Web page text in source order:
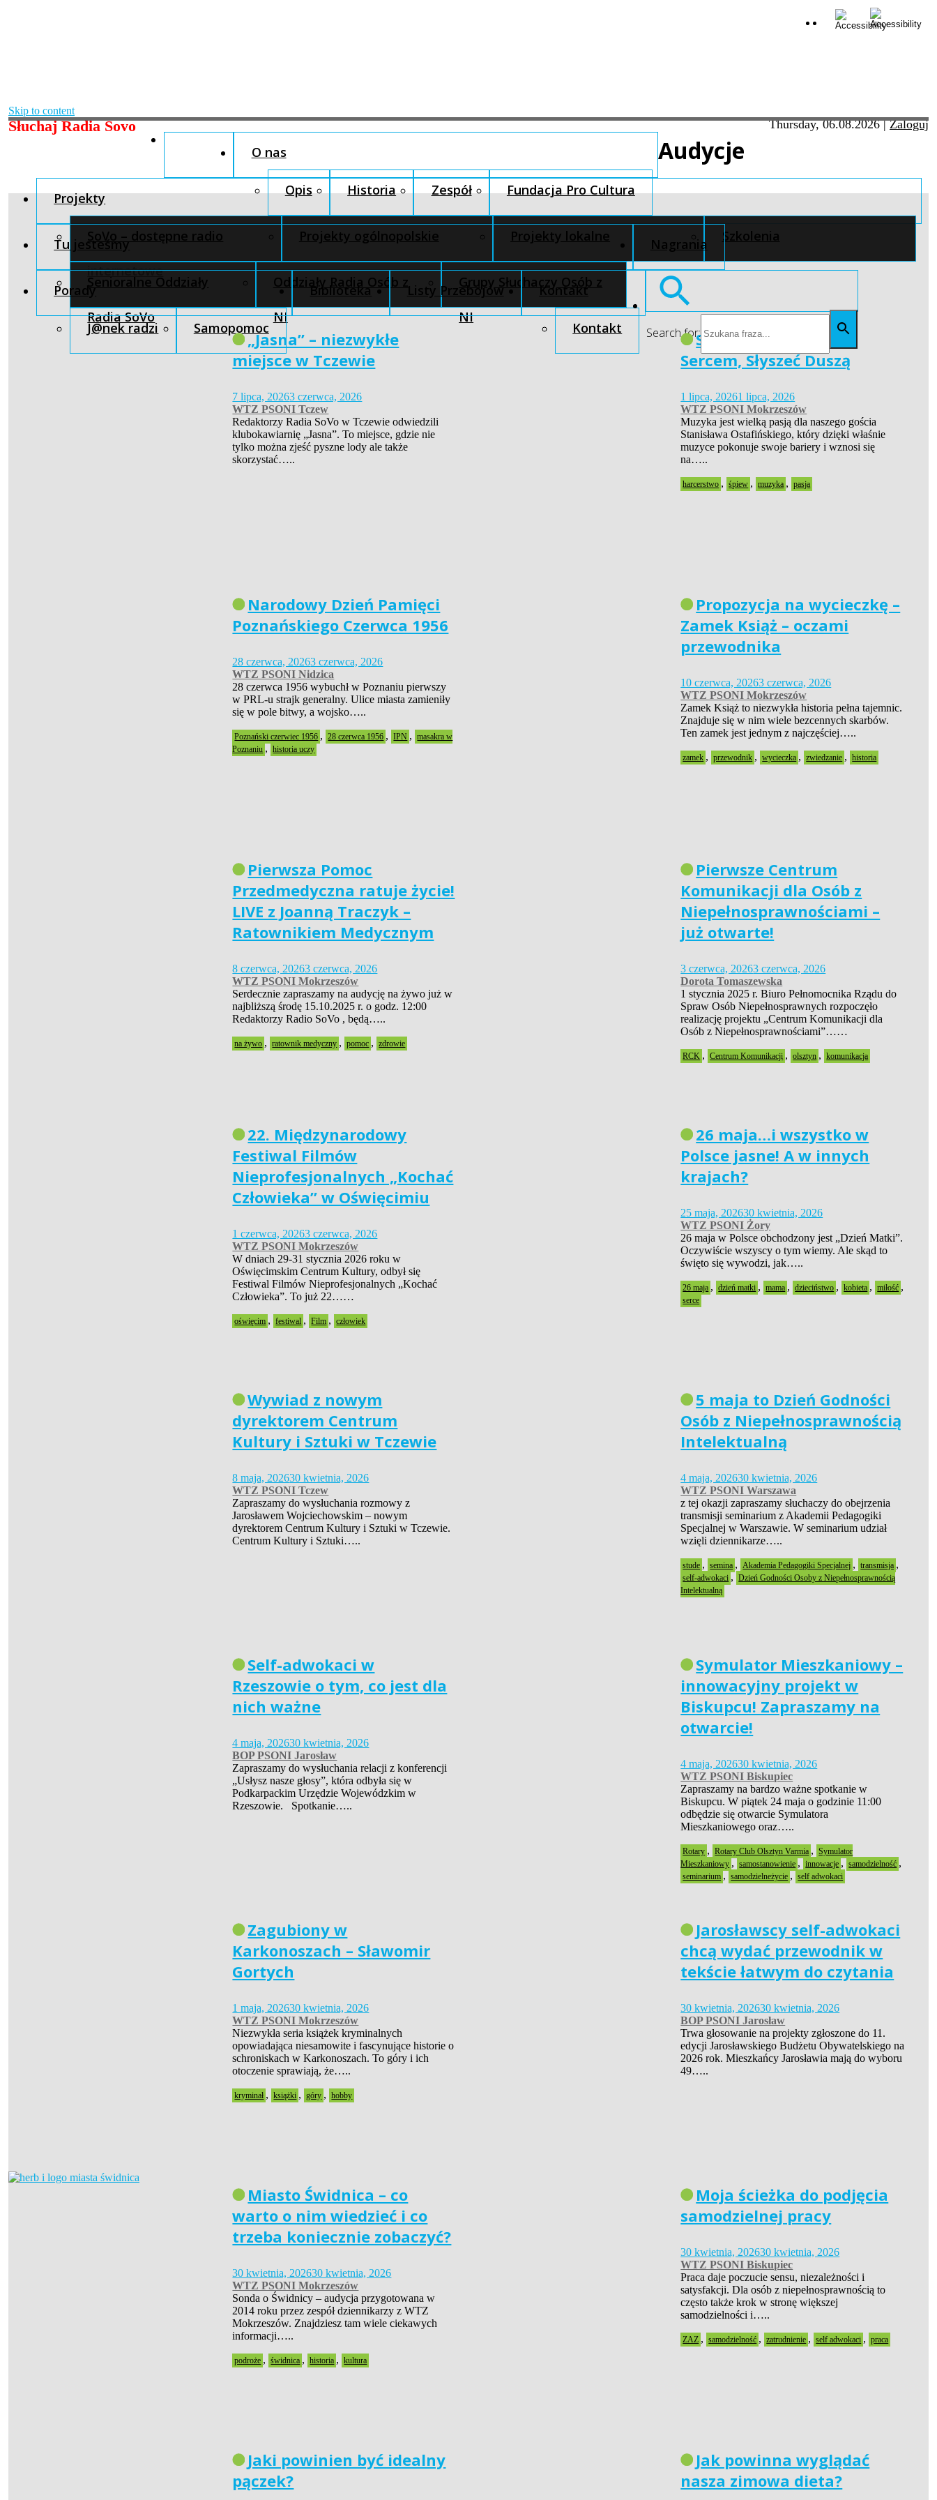
Skip to content
Słuchaj Radia Sovo Thursday, 06.08.2026|Zaloguj
O nas
Opis Historia Zespół Fundacja Pro Cultura
Projekty
SoVo – dostępne radio
internetowe
Projekty ogólnopolskie Projekty lokalne Szkolenia
Tu jesteśmy
Senioralne Oddziały
Radia SoVo
Oddziały Radia Osób z
NI
Grupy Słuchaczy Osób z
NI
Nagrania
Porady
J@nek radzi Samopomoc
Biblioteka Listy Przebojów Kontakt
Kontakt Search for:
Audycje
„Jasna” – niezwykłe
miejsce w Tczewie
7 lipca, 20263 czerwca, 2026
WTZ PSONI Tczew
Redaktorzy Radia SoVo w Tczewie odwiedzili
klubokawiarnię „Jasna”. To miejsce, gdzie nie
tylko można zjeść pyszne lody ale także
skorzystać…..
Siła Pasji – Widzieć
Sercem, Słyszeć Duszą
1 lipca, 20261 lipca, 2026
WTZ PSONI Mokrzeszów
Muzyka jest wielką pasją dla naszego gościa
Stanisława Ostafińskiego, który dzięki właśnie
muzyce pokonuje swoje bariery i wznosi się
na…..
harcerstwo , śpiew , muzyka , pasja
Narodowy Dzień Pamięci
Poznańskiego Czerwca 1956
28 czerwca, 20263 czerwca, 2026
WTZ PSONI Nidzica
28 czerwca 1956 wybuchł w Poznaniu pierwszy
w PRL-u strajk generalny. Ulice miasta zamieniły
się w pole bitwy, a wojsko…..
Poznański czerwiec 1956 , 28 czerwca 1956 , IPN ,
masakra w
Poznaniu , historia uczy
Propozycja na wycieczkę –
Zamek Książ – oczami
przewodnika
10 czerwca, 20263 czerwca, 2026
WTZ PSONI Mokrzeszów
Zamek Książ to niezwykła historia pełna tajemnic.
Znajduje się w nim wiele bezcennych skarbów.
Ten zamek jest jednym z najczęściej…..
zamek , przewodnik , wycieczka , zwiedzanie , historia
Pierwsza Pomoc
Przedmedyczna ratuje życie!
LIVE z Joanną Traczyk –
Ratownikiem Medycznym
8 czerwca, 20263 czerwca, 2026
WTZ PSONI Mokrzeszów
Serdecznie zapraszamy na audycję na żywo już w
najbliższą środę 15.10.2025 r. o godz. 12:00
Redaktorzy Radio SoVo , będą…..
na żywo , ratownik medyczny , pomoc , zdrowie
Pierwsze Centrum
Komunikacji dla Osób z
Niepełnosprawnościami –
już otwarte!
3 czerwca, 20263 czerwca, 2026
Dorota Tomaszewska
1 stycznia 2025 r. Biuro Pełnomocnika Rządu do
Spraw Osób Niepełnosprawnych rozpoczęło
realizację projektu „Centrum Komunikacji dla
Osób z Niepełnosprawnościami”……
RCK , Centrum Komunikacji , olsztyn , komunikacja
22. Międzynarodowy
Festiwal Filmów
Nieprofesjonalnych „Kochać
Człowieka” w Oświęcimiu
1 czerwca, 20263 czerwca, 2026
WTZ PSONI Mokrzeszów
W dniach 29-31 stycznia 2026 roku w
Oświęcimskim Centrum Kultury, odbył się
Festiwal Filmów Nieprofesjonalnych „Kochać
Człowieka”. To już 22……
oświęcim , festiwal , Film , człowiek
26 maja…i wszystko w
Polsce jasne! A w innych
krajach?
25 maja, 202630 kwietnia, 2026
WTZ PSONI Żory
26 maja w Polsce obchodzony jest „Dzień Matki”.
Oczywiście wszyscy o tym wiemy. Ale skąd to
święto się wywodzi, jak…..
26 maja , dzień matki , mama , dzieciństwo , kobieta , miłość ,
serce
Wywiad z nowym
dyrektorem Centrum
Kultury i Sztuki w Tczewie
8 maja, 202630 kwietnia, 2026
WTZ PSONI Tczew
Zapraszamy do wysłuchania rozmowy z
Jarosławem Wojciechowskim – nowym
dyrektorem Centrum Kultury i Sztuki w Tczewie.
Centrum Kultury i Sztuki…..
5 maja to Dzień Godności
Osób z Niepełnosprawnością
Intelektualną
4 maja, 202630 kwietnia, 2026
WTZ PSONI Warszawa
z tej okazji zapraszamy słuchaczy do obejrzenia
transmisji seminarium z Akademii Pedagogiki
Specjalnej w Warszawie. W seminarium udział
wzięli dziennikarze…..
stude , semina , Akademia Pedagogiki Specjalnej , transmisja ,
self-adwokaci , Dzień Godności Osoby z Niepełnosprawnością
Intelektualną
Self-adwokaci w
Rzeszowie o tym, co jest dla
nich ważne
4 maja, 202630 kwietnia, 2026
BOP PSONI Jarosław
Zapraszamy do wysłuchania relacji z konferencji
„Usłysz nasze głosy”, która odbyła się w
Podkarpackim Urzędzie Wojewódzkim w
Rzeszowie. Spotkanie…..
Symulator Mieszkaniowy –
innowacyjny projekt w
Biskupcu! Zapraszamy na
otwarcie!
4 maja, 202630 kwietnia, 2026
WTZ PSONI Biskupiec
Zapraszamy na bardzo ważne spotkanie w
Biskupcu. W piątek 24 maja o godzinie 11:00
odbędzie się otwarcie Symulatora
Mieszkaniowego oraz…..
Rotary , Rotary Club Olsztyn Varmia , Symulator
Mieszkaniowy , samostanowienie , innowacje , samodzielność ,
seminarium , samodzielneżycie , self adwokaci
Zagubiony w
Karkonoszach – Sławomir
Gortych
1 maja, 202630 kwietnia, 2026
WTZ PSONI Mokrzeszów
Niezwykła seria książek kryminalnych
opowiadająca niesamowite i fascynujące historie o
schroniskach w Karkonoszach. To góry i ich
otoczenie sprawiają, że…..
kryminał , książki , góry , hobby
Jarosławscy self-adwokaci
chcą wydać przewodnik w
tekście łatwym do czytania
30 kwietnia, 202630 kwietnia, 2026
BOP PSONI Jarosław
Trwa głosowanie na projekty zgłoszone do 11.
edycji Jarosławskiego Budżetu Obywatelskiego na
2026 rok. Mieszkańcy Jarosławia mają do wyboru
49…..
Miasto Świdnica – co
warto o nim wiedzieć i co
trzeba koniecznie zobaczyć?
30 kwietnia, 202630 kwietnia, 2026
WTZ PSONI Mokrzeszów
Sonda o Świdnicy – audycja przygotowana w
2014 roku przez zespół dziennikarzy z WTZ
Mokrzeszów. Znajdziesz tam wiele ciekawych
informacji…..
podroże , świdnica , historia , kultura
Moja ścieżka do podjęcia
samodzielnej pracy
30 kwietnia, 202630 kwietnia, 2026
WTZ PSONI Biskupiec
Praca daje poczucie sensu, niezależności i
satysfakcji. Dla osób z niepełnosprawnością to
często także krok w stronę większej
samodzielności i…..
ZAZ , samodzielność , zatrudnienie , self adwokaci , praca
Jaki powinien być idealny
pączek?
Jak powinna wyglądać
nasza zimowa dieta?